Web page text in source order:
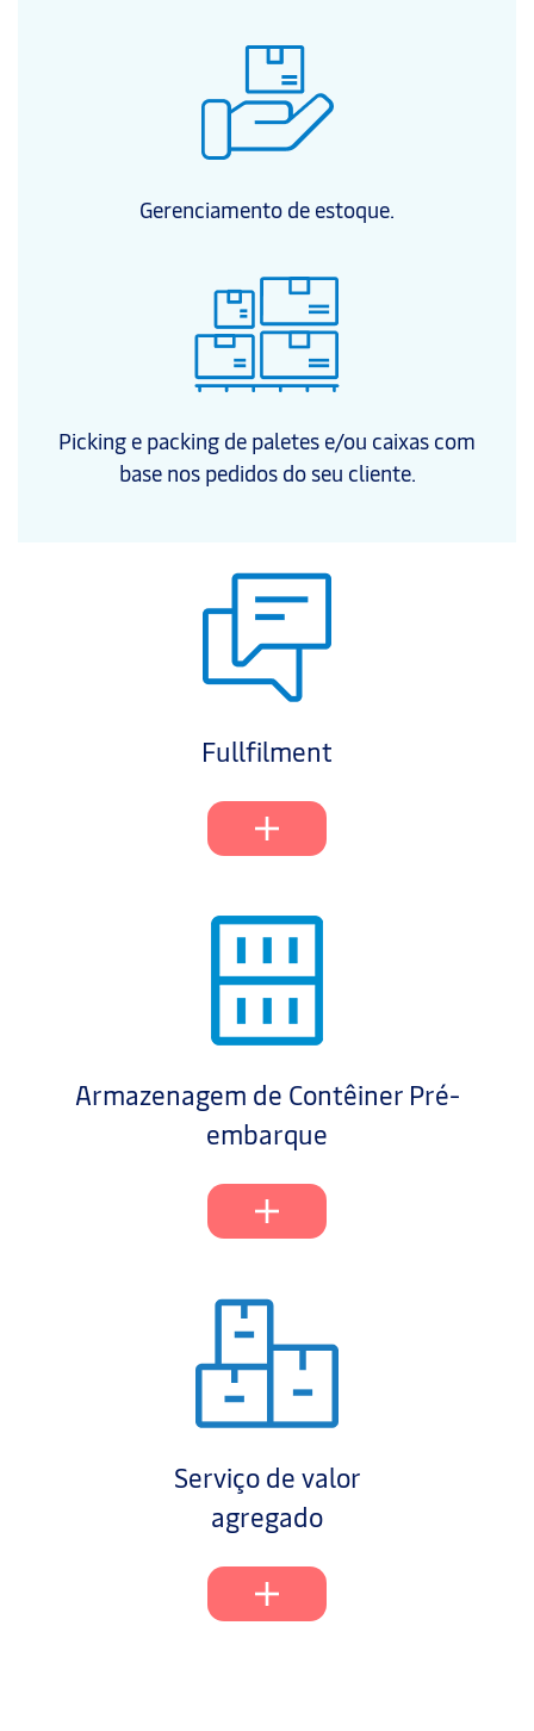
Gerenciamento de estoque.
Picking e packing de paletes e/ou caixas com
base nos pedidos do seu cliente.
Fullfilment
Armazenagem de Contêiner Pré-
embarque
Serviço de valor
agregado